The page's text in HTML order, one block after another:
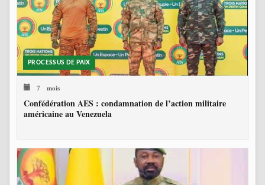
PROCESSUS DE PAIX
7 mois
Confédération AES : condamnation de l’action militaire
américaine au Venezuela